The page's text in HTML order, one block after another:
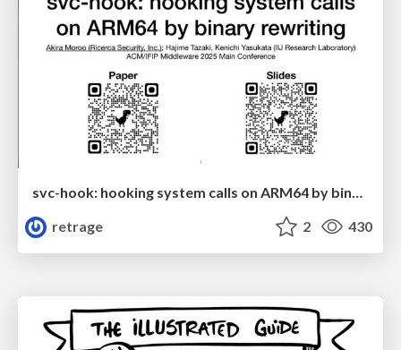
svc-hook: hooking system calls on ARM64 by binary rewriting
retrage
2 430